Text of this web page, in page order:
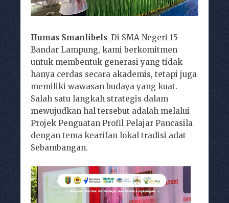
Humas Smanlibels _Di SMA Negeri 15
Bandar Lampung, kami berkomitmen
untuk membentuk generasi yang tidak
hanya cerdas secara akademis, tetapi juga
memiliki wawasan budaya yang kuat.
Salah satu langkah strategis dalam
mewujudkan hal tersebut adalah melalui
Projek Penguatan Profil Pelajar Pancasila
dengan tema kearifan lokal tradisi adat
Sebambangan.